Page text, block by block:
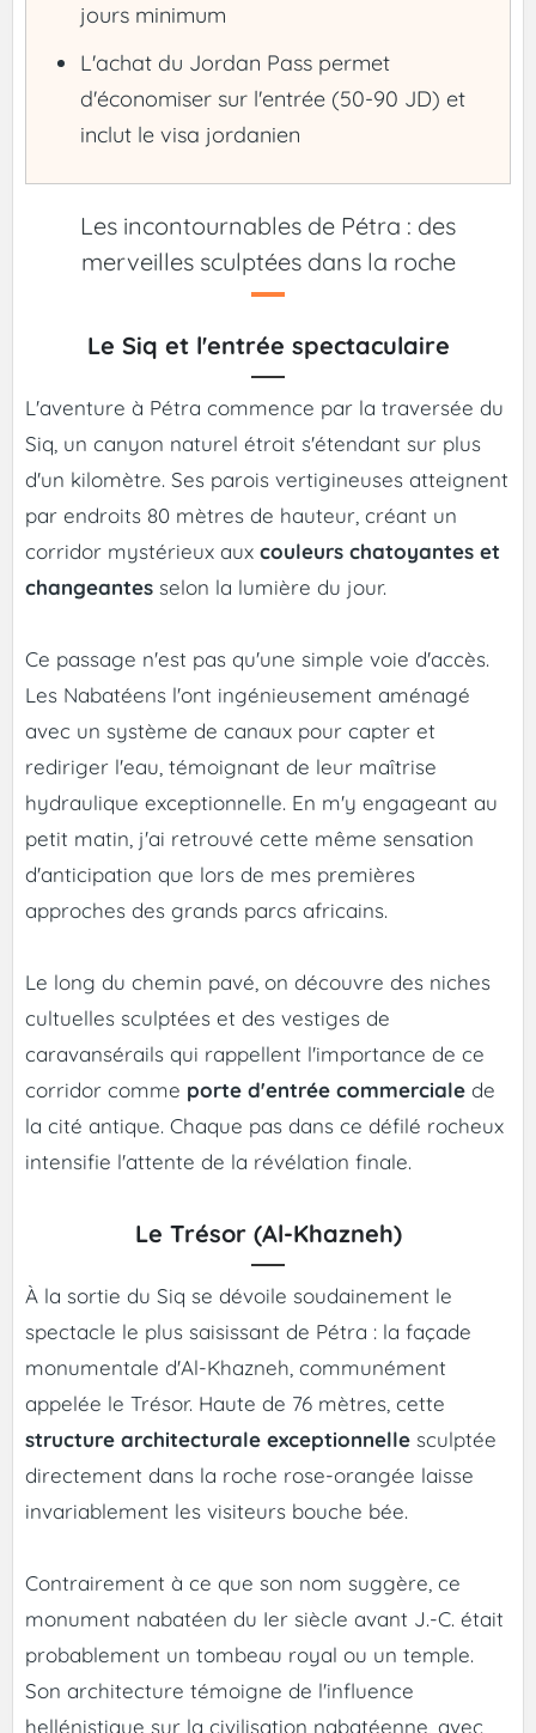
jours minimum
L'achat du Jordan Pass permet
d'économiser sur l'entrée (50-90 JD) et
inclut le visa jordanien
Les incontournables de Pétra : des
merveilles sculptées dans la roche
Le Siq et l'entrée spectaculaire
L'aventure à Pétra commence par la traversée du
Siq, un canyon naturel étroit s'étendant sur plus
d'un kilomètre. Ses parois vertigineuses atteignent
par endroits 80 mètres de hauteur, créant un
corridor mystérieux aux couleurs chatoyantes et
changeantes selon la lumière du jour.
Ce passage n'est pas qu'une simple voie d'accès.
Les Nabatéens l'ont ingénieusement aménagé
avec un système de canaux pour capter et
rediriger l'eau, témoignant de leur maîtrise
hydraulique exceptionnelle. En m'y engageant au
petit matin, j'ai retrouvé cette même sensation
d'anticipation que lors de mes premières
approches des grands parcs africains.
Le long du chemin pavé, on découvre des niches
cultuelles sculptées et des vestiges de
caravansérails qui rappellent l'importance de ce
corridor comme porte d'entrée commerciale de
la cité antique. Chaque pas dans ce défilé rocheux
intensifie l'attente de la révélation finale.
Le Trésor (Al-Khazneh)
À la sortie du Siq se dévoile soudainement le
spectacle le plus saisissant de Pétra : la façade
monumentale d'Al-Khazneh, communément
appelée le Trésor. Haute de 76 mètres, cette
structure architecturale exceptionnelle sculptée
directement dans la roche rose-orangée laisse
invariablement les visiteurs bouche bée.
Contrairement à ce que son nom suggère, ce
monument nabatéen du Ier siècle avant J.-C. était
probablement un tombeau royal ou un temple.
Son architecture témoigne de l'influence
hellénistique sur la civilisation nabatéenne, avec